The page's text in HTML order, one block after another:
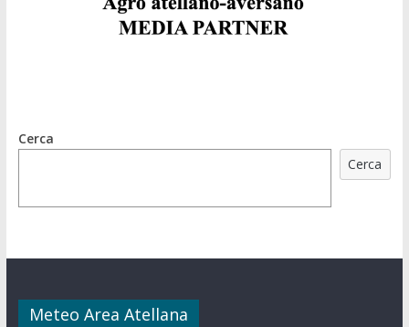
Cerca
Cerca
Meteo Area Atellana